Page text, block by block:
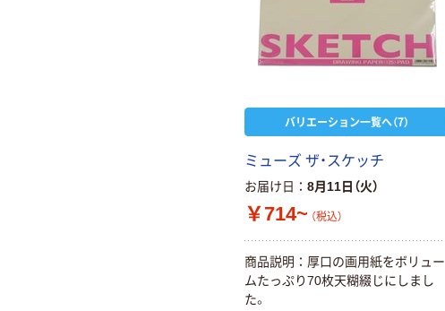
バリエーション一覧へ（7）
ミューズ ザ・スケッチ
お届け日 8月11日（火）
￥714~ （税込）
商品説明：厚口の画用紙をボリュー
ムたっぷり70枚天糊綴じにしまし
た。